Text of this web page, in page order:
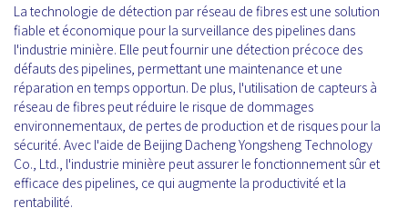
La technologie de détection par réseau de fibres est une solution
fiable et économique pour la surveillance des pipelines dans
l'industrie minière. Elle peut fournir une détection précoce des
défauts des pipelines, permettant une maintenance et une
réparation en temps opportun. De plus, l'utilisation de capteurs à
réseau de fibres peut réduire le risque de dommages
environnementaux, de pertes de production et de risques pour la
sécurité. Avec l'aide de Beijing Dacheng Yongsheng Technology
Co., Ltd., l'industrie minière peut assurer le fonctionnement sûr et
efficace des pipelines, ce qui augmente la productivité et la
rentabilité.